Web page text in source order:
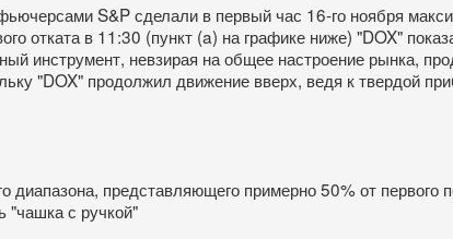
S&P сделали в первый час 16-го ноября
отката в 11:30 (пункт (a) на графике ниже) "DOX"
инструмент, невзирая на общее настроение рынка,
"DOX" продолжил движение вверх, ведя к твердой
диапазона, представляющего примерно 50% от
"чашка с ручкой"